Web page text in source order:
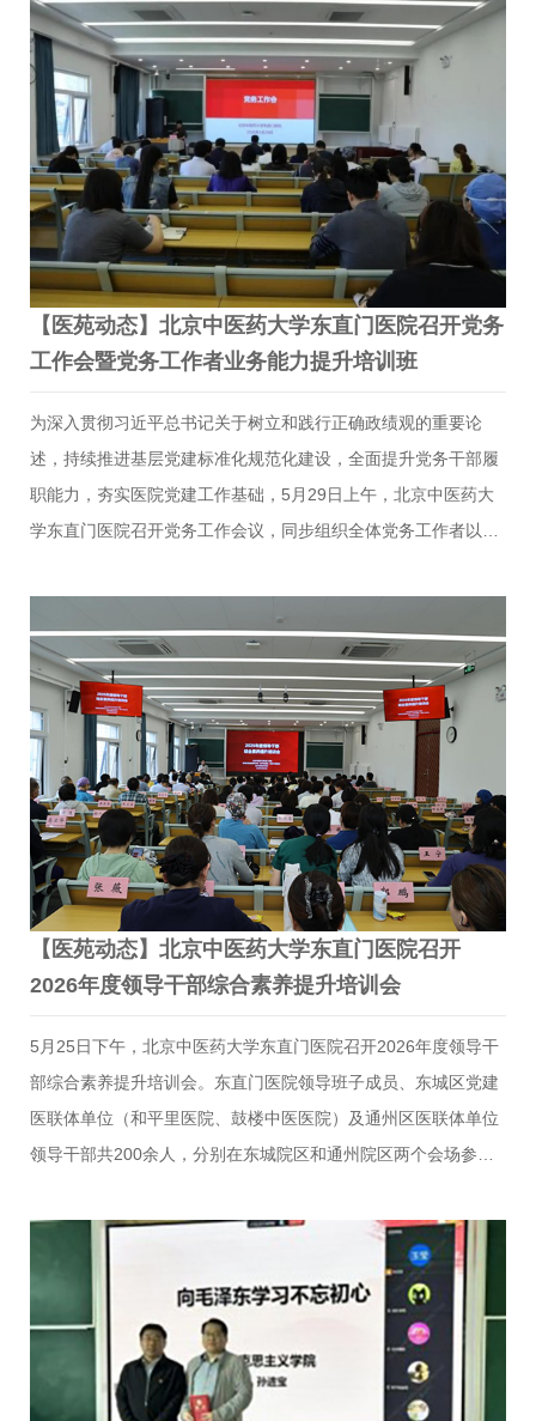
步学习与联动。紧扣时代之问，筑牢思想根基党课聚焦“政绩为谁
而树、树什么样的政绩、靠什么树政绩”这一根本命题，系统阐述
了树立正确政绩观的理论渊源和实践要求。陈昱良教授以习近平
新时代中国特色社会主义思想为指引，深入剖析了“六个必须坚
持”、“十个明确”、“两个结合”等核心要义所构成的理论逻辑体
系。陈昱良教授巧妙运用中医“固本培元”理念作为理论根基…
【医苑动态】北京中医药大学东直门医院召开党务
工作会暨党务工作者业务能力提升培训班
为深入贯彻习近平总书记关于树立和践行正确政绩观的重要论
述，持续推进基层党建标准化规范化建设，全面提升党务干部履
职能力，夯实医院党建工作基础，5月29日上午，北京中医药大
学东直门医院召开党务工作会议，同步组织全体党务工作者以分
议由医院党委副书记刘子旺主持，医院党委组织部全体人员、各
党支部书记、支部委员参会。会议集中部署多项年度重点党建工
作，明确2026年医院党建工作要点，安排部署树立和践行正确政
绩观学习教育后续工作，传达上级关于“践行两个服务、建功健康
北京”党建专项活动、民族宗教管理相关工作。并对2026年党员
项目化建设、发展党员等工作作出详细部署。会议提出明确工作
要求，各党支部要持续深化正确政绩观学习教育，引导党员干部
坚定政治…
【医苑动态】北京中医药大学东直门医院召开
2026年度领导干部综合素养提升培训会
5月25日下午，北京中医药大学东直门医院召开2026年度领导干
部综合素养提升培训会。东直门医院领导班子成员、东城区党建
医联体单位（和平里医院、鼓楼中医医院）及通州区医联体单位
领导干部共200余人，分别在东城院区和通州院区两个会场参加
邀参会，会议由医院组织部部长艾娟娟主持。党委书记刘金民强
调，要坚持为民造福、求真务实、担当作为，一切从医院实际出
发，把医疗质量、患者安全、群众满意和职工幸福作为第一标
准，聚焦中医药传承创新、多院区协同发展和国家区域医疗中心
建设，以正确政绩观引领发展，持续提升运营质效，强化党风廉
政和行业作风建设，以实干实绩开创“十五五”发展新局面。培训